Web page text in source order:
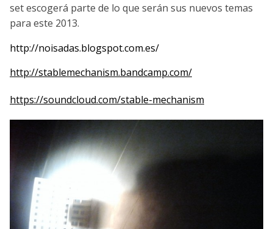
set escogerá parte de lo que serán sus nuevos temas
para este 2013.
http://noisadas.blogspot.com.es/
http://stablemechanism.bandcamp.com/
https://soundcloud.com/stable-mechanism